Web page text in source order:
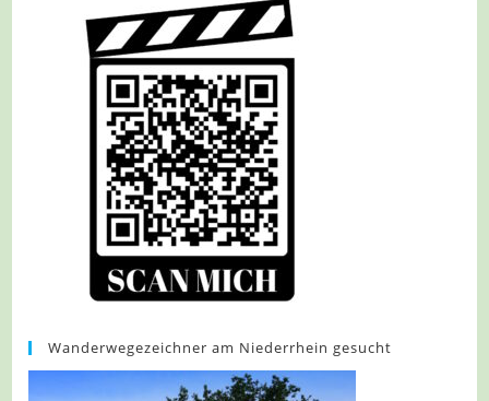
Wanderwegezeichner am Niederrhein gesucht